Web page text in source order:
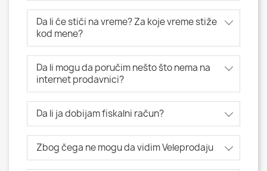
Da li će stići na vreme? Za koje vreme stiže
kod mene?
Da li mogu da poručim nešto što nema na
internet prodavnici?
Da li ja dobijam fiskalni račun?
Zbog čega ne mogu da vidim Veleprodaju